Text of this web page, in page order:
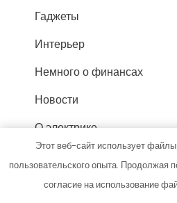
Гаджеты
Интерьер
Немного о финансах
Новости
О электрике
Этот веб-сайт использует
пользовательского опыта. Продолжая
согласие на использование